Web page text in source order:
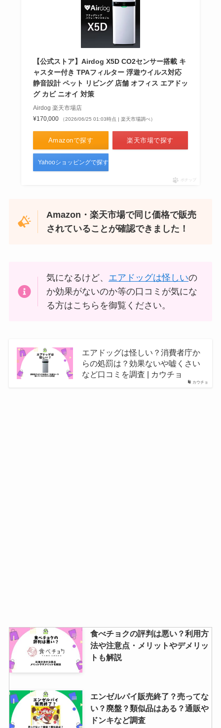
【公式ストア】Airdog X5D CO2センサー搭載 キ
ャスター付き TPAフィルター 浮遊ウイルス対応
静音設計 ペット リビング 店舗 オフィス エアドッ
グ カビ ニオイ 対策
Airdog 楽天市場店
¥170,000
（2026/06/25 01:03時点 | 楽天市場調べ）
Amazonで探す 楽天市場で探す
Yahooショッピングで探す
ポチップ
Amazon・楽天市場で同じ価格で販売
されていることが確認できました！
気になるけど、 エアドッグは怪しいの
か効果がないのか等の口コミが気にな
る方はこちらを御覧ください。
カウチョ
エアドッグは怪しい？消費者庁か
らの処罰は？効果ないや嘘くさい
など口コミを調査 | カウチョ
食べチョクの評判は悪い？利用方
法や注意点・メリットやデメリッ
トも解説
エンゼルパイ販売終了？売ってな
い？廃盤？類似品はある？通販や
ドンキなど調査